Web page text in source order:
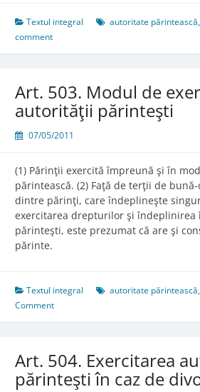
specifice
Textul integral autoritate părintească,
comment
Art. 503. Modul de
autorităţii părinteşti
07/05/2011
(1) Părinţii exercită împreună şi în
părintească. (2) Faţă de terţii de
dintre părinţi, care îndeplineşte
exercitarea drepturilor şi
părinteşti, este prezumat că are şi
părinte.
Textul integral autoritate părintească,
Comment
Art. 504. Exercitarea
părinteşti în caz de